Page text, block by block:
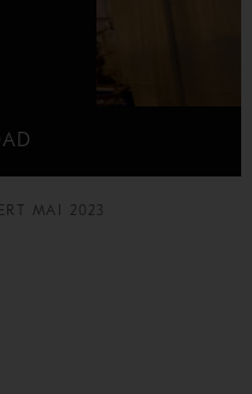
MAI 2023